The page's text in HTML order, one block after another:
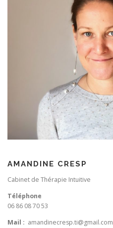
AMANDINE CRESP
Cabinet de Thérapie Intuitive
Téléphone
06 86 08 70 53
Mail : amandinecresp.ti@gmail.com